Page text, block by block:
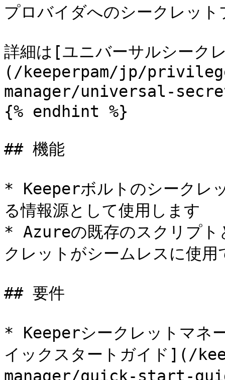
プロバイダへのシークレッ
詳細は[ユニバーサルシーク
(/keeperpam/jp/
manager/universal-
{% endhint %}
## 機能
* Keeperボルトのシーク
る情報源として使用します
* Azureの既存のスクリプト
クレットがシームレスに使
## 要件
* Keeperシークレットマネ
イックスタートガイド](/
manager/quick-start-